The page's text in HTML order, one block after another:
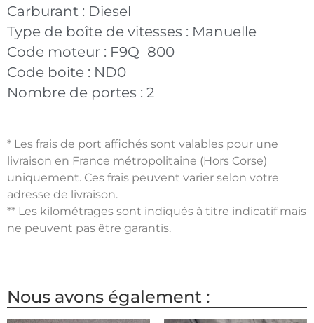
Carburant : Diesel
Type de boîte de vitesses : Manuelle
Code moteur : F9Q_800
Code boite : ND0
Nombre de portes : 2
* Les frais de port affichés sont valables pour une
livraison en France métropolitaine (Hors Corse)
uniquement. Ces frais peuvent varier selon votre
adresse de livraison.
** Les kilométrages sont indiqués à titre indicatif mais
ne peuvent pas être garantis.
Nous avons également :